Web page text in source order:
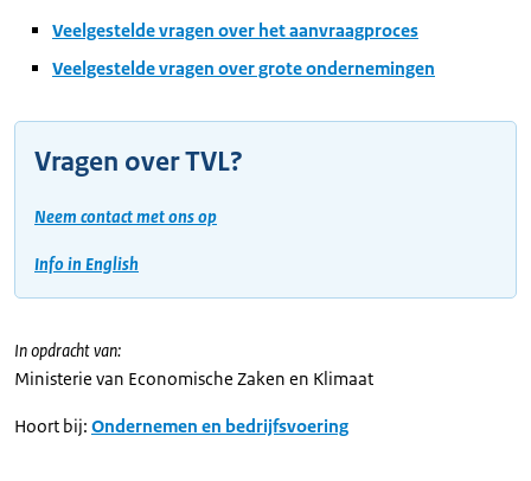
Veelgestelde vragen over het aanvraagproces
Veelgestelde vragen over grote ondernemingen​​​​​
Vragen over TVL?
Neem contact met ons op
Info in English
In opdracht van:
Ministerie van Economische Zaken en Klimaat
Hoort bij: Ondernemen en bedrijfsvoering